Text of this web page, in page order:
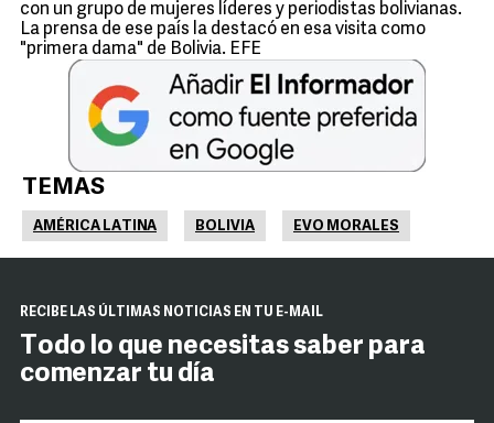
con un grupo de mujeres líderes y periodistas bolivianas.
La prensa de ese país la destacó en esa visita como
"primera dama" de Bolivia. EFE
TEMAS
AMÉRICA LATINA BOLIVIA EVO MORALES
RECIBE LAS ÚLTIMAS NOTICIAS EN TU E-MAIL
Todo lo que necesitas saber para
comenzar tu día